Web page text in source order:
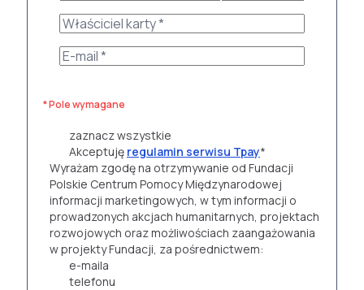
* Pole wymagane
zaznacz wszystkie
Akceptuję regulamin serwisu Tpay*
Wyrażam zgodę na otrzymywanie od Fundacji
Polskie Centrum Pomocy Międzynarodowej
informacji marketingowych, w tym informacji o
prowadzonych akcjach humanitarnych, projektach
rozwojowych oraz możliwościach zaangażowania
w projekty Fundacji, za pośrednictwem:
e-maila
telefonu